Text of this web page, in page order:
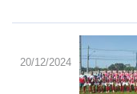
20/12/2024